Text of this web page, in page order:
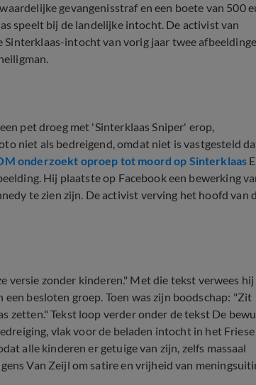
gevangenisstraf en een boete van 500
speelt bij de landelijke intocht. De activist van
Sinterklaas-intocht van vorig jaar twee
pet droeg met 'Sinterklaas Sniper' erop,
niet als bedreigend, omdat niet is vastgesteld
onderzoekt oproep tot moord op Sinterklaas
Hij plaatste op Facebook een bewerking
te zien zijn. De activist verving het hoofd van
versie zonder kinderen." Met die tekst verwees hij
besloten groep. Toen was zijn boodschap: "Zit
zetten." Tekst loop verder onder de tekst De
vlak voor de beladen intocht in het Friese
alle kinderen er getuige van zijn, zelfs massaal
Van Zeijl om satire en vrijheid van